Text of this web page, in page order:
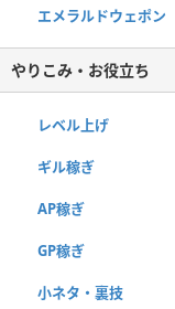
エメラルドウェポン
やりこみ・お役立ち
レベル上げ
ギル稼ぎ
AP稼ぎ
GP稼ぎ
小ネタ・裏技